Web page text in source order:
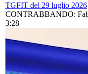
TGFIT del 29 luglio 2026
CONTRABBANDO:
3:28